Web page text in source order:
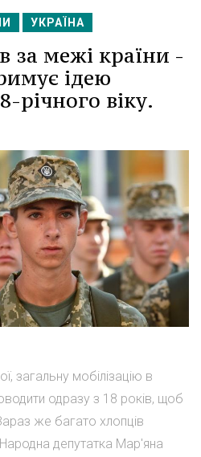
УКРАЇНА
за межі країни -
ідею
річного віку.
загальну мобілізацію в
одразу з 18 років, щоб
же багато хлопців
Народна депутатка Мар'яна